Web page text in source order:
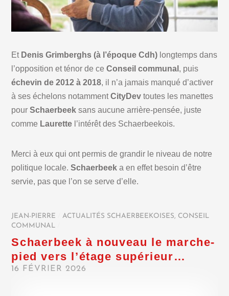
Et Denis Grimberghs (à l’époque Cdh) longtemps dans
l’opposition et ténor de ceConseil communal , puis
échevin de 2012 à 2018, il n’a jamais manqué d’activer
à ses échelons notammentCityDev toutes les manettes
pourSchaerbeek sans aucune arrière-pensée, juste
comme Laurette l’intérêt des Schaerbeekois.
Merci à eux qui ont permis de grandir le niveau de notre
politique locale.Schaerbeek a en effet besoin d’être
servie, pas que l’on se serve d’elle.
JEAN-PIERRE ACTUALITÉS SCHAERBEEKOISES, CONSEIL
COMMUNAL
Schaerbeek à nouveau le marche-
pied vers l’étage supérieur…
16 FÉVRIER 2026